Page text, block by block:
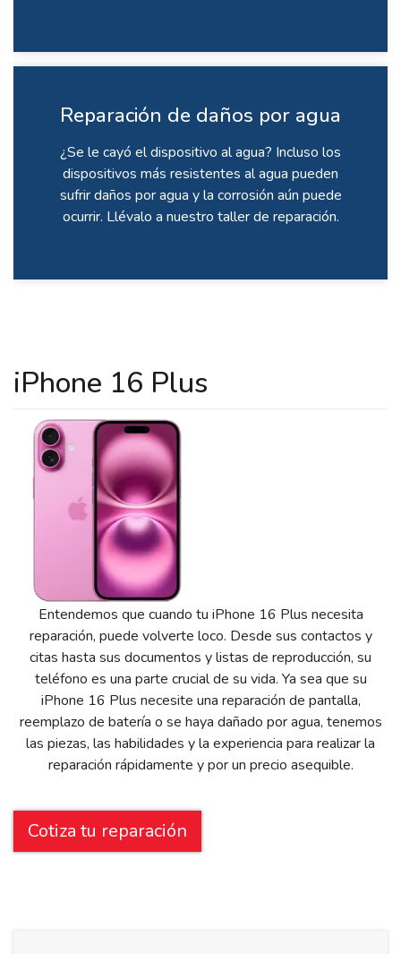
Reparación de daños por agua
¿Se le cayó el dispositivo al agua? Incluso los
dispositivos más resistentes al agua pueden
sufrir daños por agua y la corrosión aún puede
ocurrir. Llévalo a nuestro taller de reparación.
iPhone 16 Plus
Entendemos que cuando tu iPhone 16 Plus necesita
reparación, puede volverte loco. Desde sus contactos y
citas hasta sus documentos y listas de reproducción, su
teléfono es una parte crucial de su vida. Ya sea que su
iPhone 16 Plus necesite una reparación de pantalla,
reemplazo de batería o se haya dañado por agua, tenemos
las piezas, las habilidades y la experiencia para realizar la
reparación rápidamente y por un precio asequible.
Cotiza tu reparación